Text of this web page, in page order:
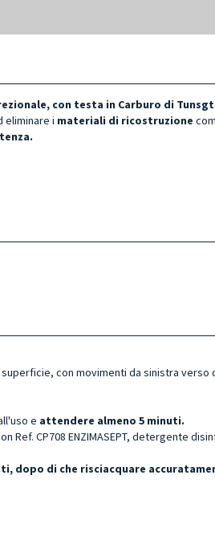
con testa in Carburo di
eliminare i materiali di ricostruzione
con movimenti da sinistra verso
e attendere almeno 5 minuti.
Ref. CP708 ENZIMASEPT, detergente
dopo di che risciacquare